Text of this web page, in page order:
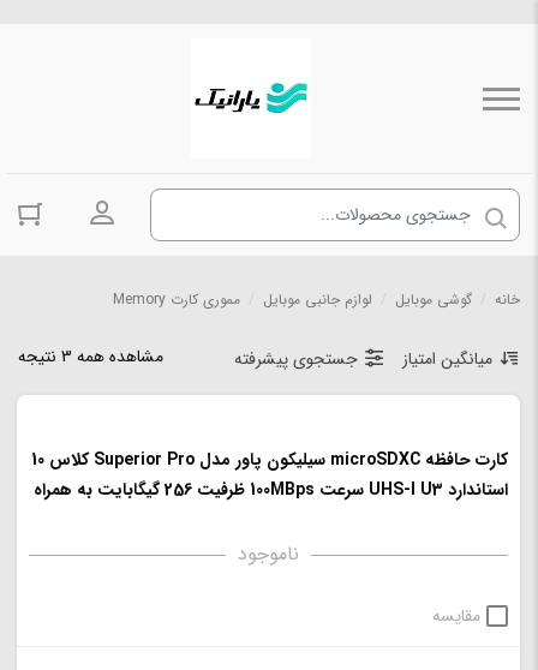
ورود به
خانه گوشی موبایل لوازم جانبی موبایل مموری کارت Memory
مشاهده همه 3 نتیجه میانگین امتیاز جستجوی پیشرفته
کارت حافظه microSDXC سیلیکون پاور مدل Superior Pro کلاس 10
استاندارد UHS-I U3 سرعت 100MBps ظرفیت 256 گیگابایت به همراه
ناموجود
مقایسه